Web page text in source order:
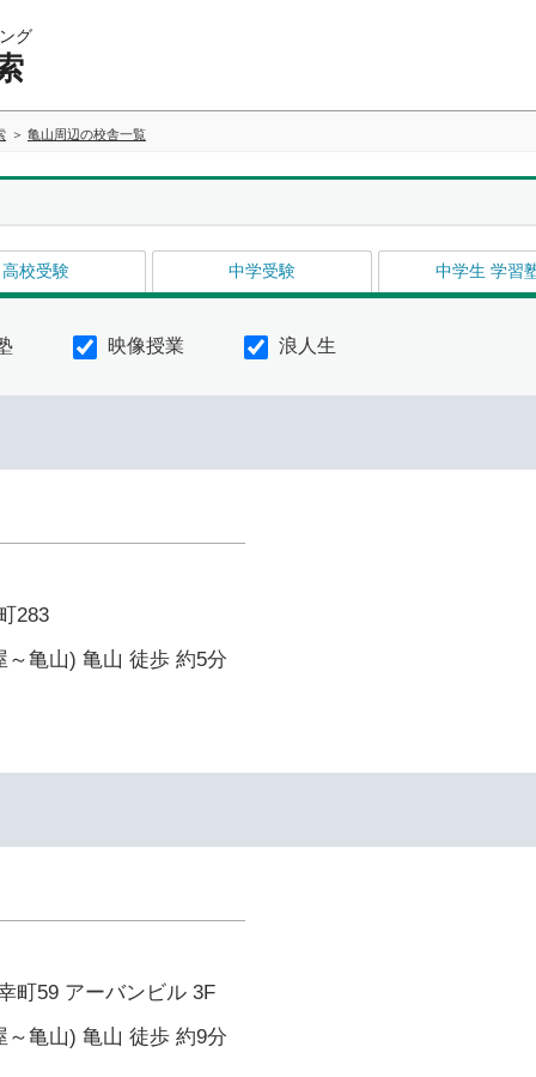
グ
亀山周辺の校舎一覧
高校受験 中学受験 中学生 学習
映像授業 浪人生
283
～亀山) 亀山 徒歩 約5分
町59 アーバンビル 3F
～亀山) 亀山 徒歩 約9分